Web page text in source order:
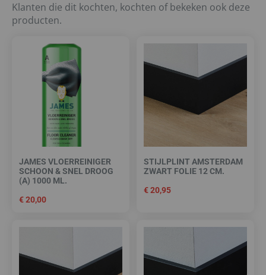
Klanten die dit kochten, kochten of bekeken ook deze
producten.
JAMES VLOERREINIGER
SCHOON & SNEL DROOG
(A) 1000 ML.
€20,00
STIJLPLINT AMSTERDAM
ZWART FOLIE 12 CM.
€20,95